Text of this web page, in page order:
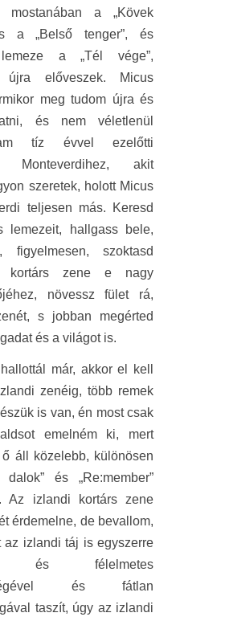
mostanában a „Kövek
a „Belső tenger”, és
a „Tél vége”,
újra előveszek. Micus
meg tudom újra és
és nem véletlenül
tíz évvel ezelőtti
Monteverdihez, akit
szeretek, holott Micus
teljesen más. Keresd
lemezeit, hallgass bele,
figyelmesen, szoktasd
kortárs zene e nagy
növessz fület rá,
s jobban megérted
és a világot is.
már, akkor el kell
zenéig, több remek
is van, én most csak
emelném ki, mert
áll közelebb, különösen
és „Re:member”
Az izlandi kortárs zene
érdemelne, de bevallom,
az izlandi táj is egyszerre
és félelmetes
és fátlan
taszít, úgy az izlandi